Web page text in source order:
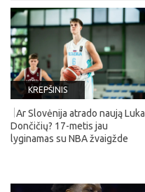
KREPŠINIS
Ar Slovėnija atrado naują Luka
Dončičių? 17-metis jau
lyginamas su NBA žvaigžde